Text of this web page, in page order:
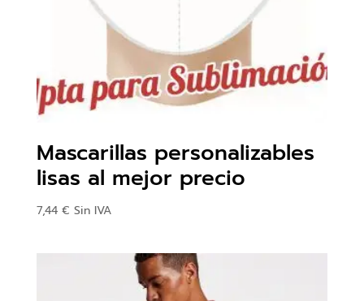
Mascarillas personalizables
lisas al mejor precio
7,44 € Sin IVA